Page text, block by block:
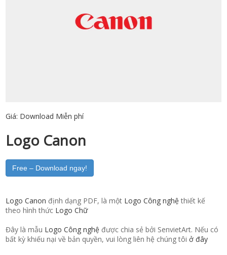
Giá: Download Miễn phí
Logo Canon
Free – Download ngay!
Logo Canon định dạng PDF, là một Logo Công nghệ thiết kế
theo hình thức Logo Chữ
Đây là mẫu Logo Công nghệ được chia sẻ bởi SenvietArt. Nếu có
bất kỳ khiếu nại về bản quyền, vui lòng liên hệ chúng tôiở đây